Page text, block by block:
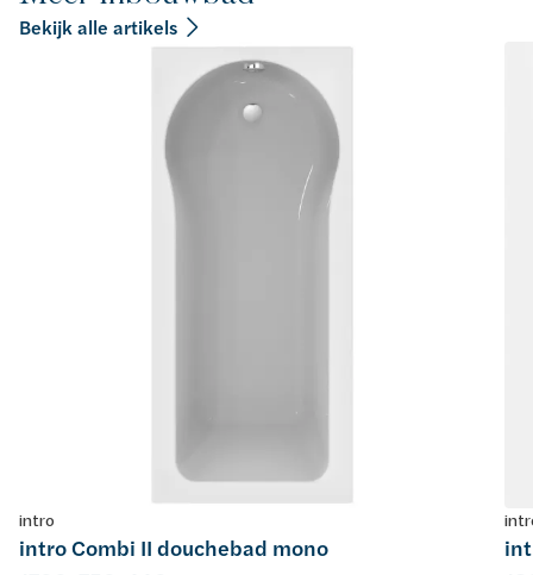
Bekijk alle artikels
intro
intro Combi II douchebad mono